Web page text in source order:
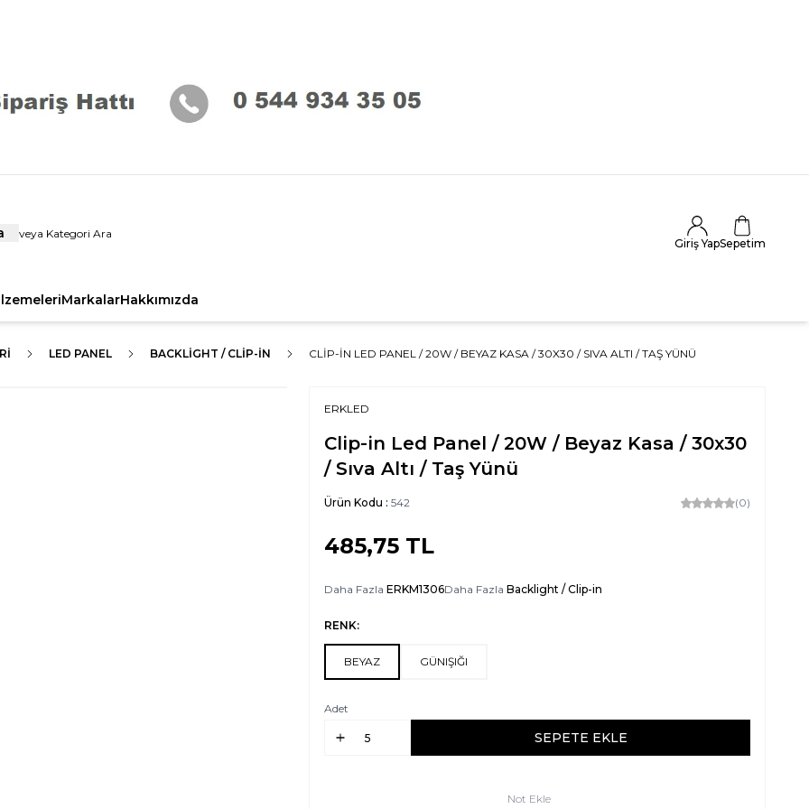
Giriş YapSepetim
MarkalarHakkımızda
LED PANEL BACKLIGHT / CLIP-IN CLIP-IN LED PANEL / 20W / BEYAZ KASA / 30X30 / SIVA ALTI / TAŞ YÜNÜ
ERKLED
Clip-in Led Panel / 20W / Beyaz Kasa / 30x30
/ Sıva Altı / Taş Yünü
Ürün Kodu : 542 (0)
485,75 TL
Daha Fazla ERKM1306Daha Fazla Backlight / Clip-in
RENK:
BEYAZ GÜNIŞIĞI
Adet
SEPETE EKLE
Not Ekle